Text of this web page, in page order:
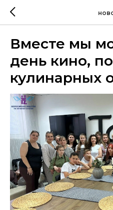
Вместе мы
день кино,
кулинарных